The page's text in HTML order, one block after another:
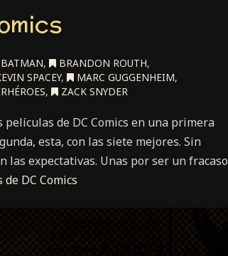
BATMAN, BRANDON ROUTH,
SPACEY, MARC GUGGENHEIM,
, ZACK SNYDER
de DC Comics en una primera
esta, con las siete mejores. Sin
las expectativas. Unas por ser un fracaso
DC Comics